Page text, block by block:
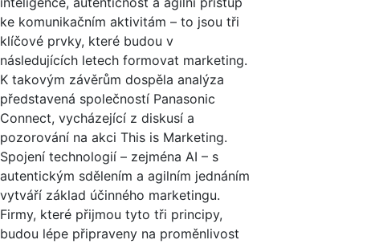
ke komunikačním aktivitám – to jsou tři
klíčové prvky, které budou v
následujících letech formovat marketing.
K takovým závěrům dospěla analýza
představená společností Panasonic
Connect, vycházející z diskusí a
pozorování na akci This is Marketing.
Spojení technologií – zejména AI – s
autentickým sdělením a agilním jednáním
vytváří základ účinného marketingu.
Firmy, které přijmou tyto tři principy,
budou lépe připraveny na proměnlivost